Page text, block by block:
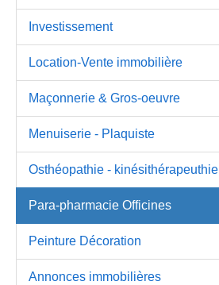
Investissement
Location-Vente immobilière
Maçonnerie & Gros-oeuvre
Menuiserie - Plaquiste
Osthéopathie - kinésithérapeuthie
Para-pharmacie Officines
Peinture Décoration
Annonces immobilières